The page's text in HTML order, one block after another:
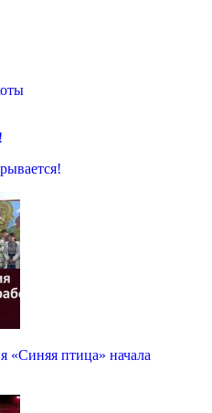
«Синяя птица» начала